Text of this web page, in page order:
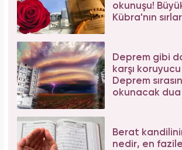
okunuşu!
Kübra'nın
Deprem gibi
karşı
Deprem
okunacak dua
Berat
nedir, en